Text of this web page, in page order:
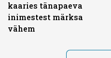
kaaries tänapaeva
inimestest märksa
vähem